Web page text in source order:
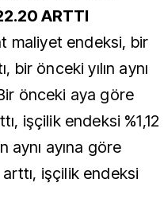
ARTTI
maliyet endeksi, bir
bir önceki yılın aynı
önceki aya göre
işçilik endeksi %1,12
aynı ayına göre
işçilik endeksi